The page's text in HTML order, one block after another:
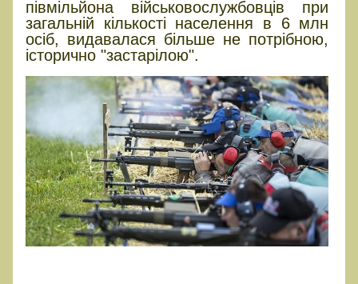
півмільйона військовослужбовців при
загальній кількості населення в 6 млн
осіб, видавалася більше не потрібною,
історично "застарілою".